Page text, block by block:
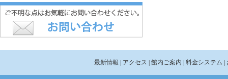
最新情報 | アクセス | 館内ご案内 | 料金システム